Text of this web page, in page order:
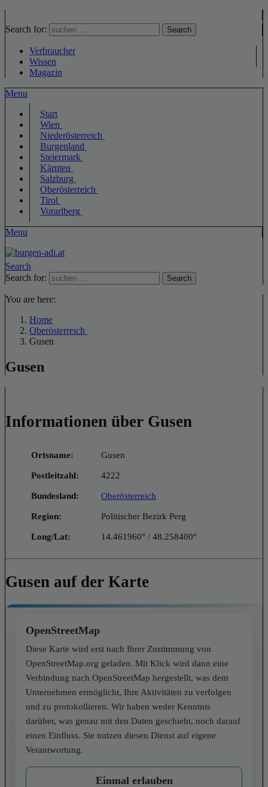
Search for: Search
Verbraucher
Wissen
Magazin
Menu
Start
Wien
Niederösterreich
Burgenland
Steiermark
Kärnten
Salzburg
Oberösterreich
Tirol
Vorarlberg
Menu
Search
Search for:
Search
You are here:
Home
Oberösterreich
Gusen
Gusen
Informationen über Gusen
Ortsname: Gusen
Postleitzahl: 4222
Bundesland: Oberösterreich
Region: Politischer Bezirk Perg
Long/Lat: 14.461960° / 48.258400°
Gusen auf der Karte
OpenStreetMap
Diese Karte wird erst nach Ihrer Zustimmung von
OpenStreetMap.org geladen. Mit Klick wird dann eine
Verbindung nach OpenStreetMap hergestellt, was dem
Unternehmen ermöglicht, Ihre Aktivitäten zu verfolgen
und zu protokollieren. Wir haben weder Kenntnis
darüber, was genau mit den Daten geschieht, noch darauf
einen Einfluss. Sie nutzen diesen Dienst auf eigene
Verantwortung.
Einmal erlauben